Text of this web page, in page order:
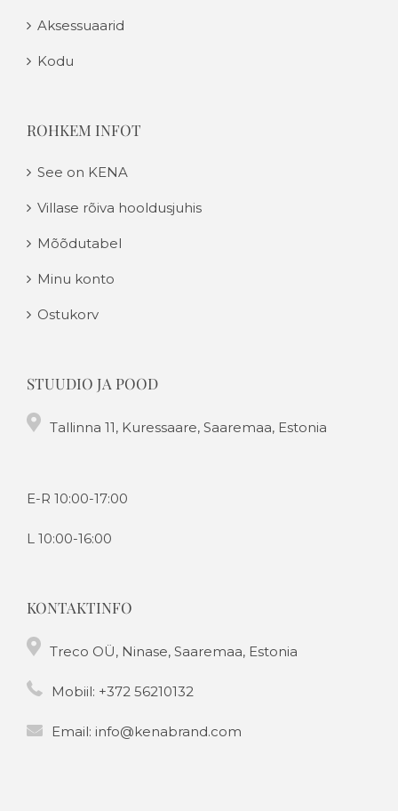
Aksessuaarid
Kodu
ROHKEM INFOT
See on KENA
Villase rõiva hooldusjuhis
Mõõdutabel
Minu konto
Ostukorv
STUUDIO JA POOD
Tallinna 11, Kuressaare, Saaremaa, Estonia
E-R 10:00-17:00
L 10:00-16:00
KONTAKTINFO
Treco OÜ, Ninase, Saaremaa, Estonia
Mobiil: +372 56210132
Email: info@kenabrand.com